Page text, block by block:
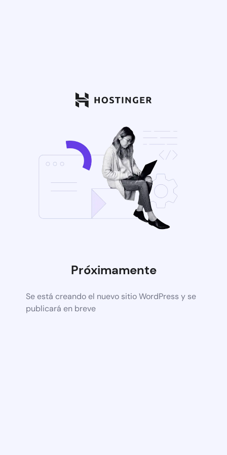
Próximamente
Se está creando el nuevo sitio WordPress y se
publicará en breve